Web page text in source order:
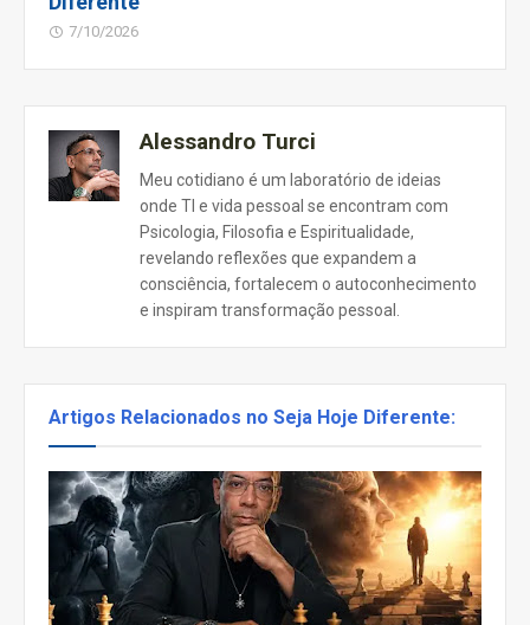
7/10/2026
Alessandro Turci
Meu cotidiano é um laboratório de ideias
onde TI e vida pessoal se encontram com
Psicologia, Filosofia e Espiritualidade,
revelando reflexões que expandem a
consciência, fortalecem o autoconhecimento
e inspiram transformação pessoal.
Artigos Relacionados no Seja Hoje Diferente: